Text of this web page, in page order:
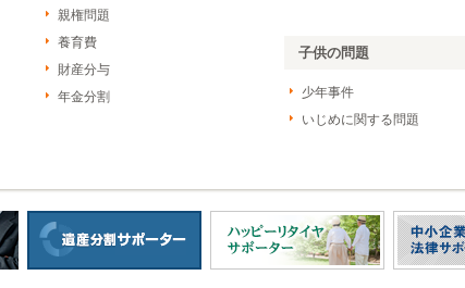
親権問題
養育費
財産分与
年金分割
子供の問題
少年事件
いじめに関する問題